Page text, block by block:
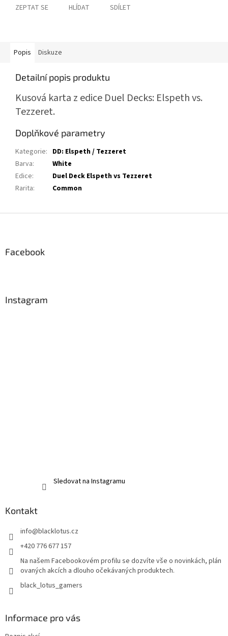
ZEPTAT SE HLÍDAT SDÍLET
Popis Diskuze
Detailní popis produktu
Kusová karta z edice Duel Decks: Elspeth vs.
Tezzeret.
Doplňkové parametry
Kategorie: DD: Elspeth / Tezzeret
Barva:
White
Edice:
Duel Deck Elspeth vs Tezzeret
Rarita: Common
Facebook
Instagram
Sledovat na Instagramu
Kontakt
info@blacklotus.cz
+420 776 677 157
Na našem Facebookovém profilu se dozvíte vše o novinkách, plán
ovaných akcích a dlouho očekávaných produktech.
black_lotus_gamers
Informace pro vás